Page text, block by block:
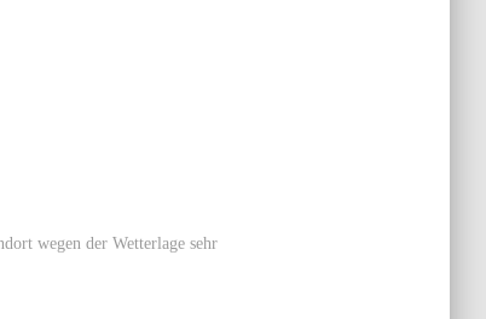
wegen der Wetterlage sehr